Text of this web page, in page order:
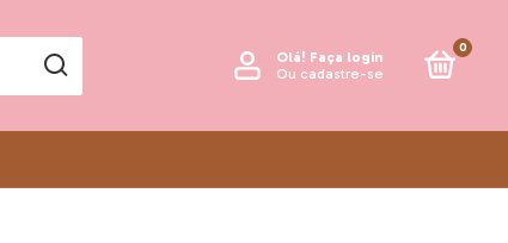
Olá! Faça login
Ou cadastre-se
0